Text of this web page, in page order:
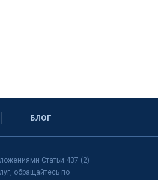
БЛОГ
Статьи 437 (2)
обращайтесь по